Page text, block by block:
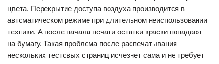
цвета. Перекрытие доступа воздуха производится в
автоматическом режиме при длительном неиспользовании
техники. А после начала печати остатки краски попадают
на бумагу. Такая проблема после распечатывания
нескольких тестовых страниц исчезнет сама и не требует